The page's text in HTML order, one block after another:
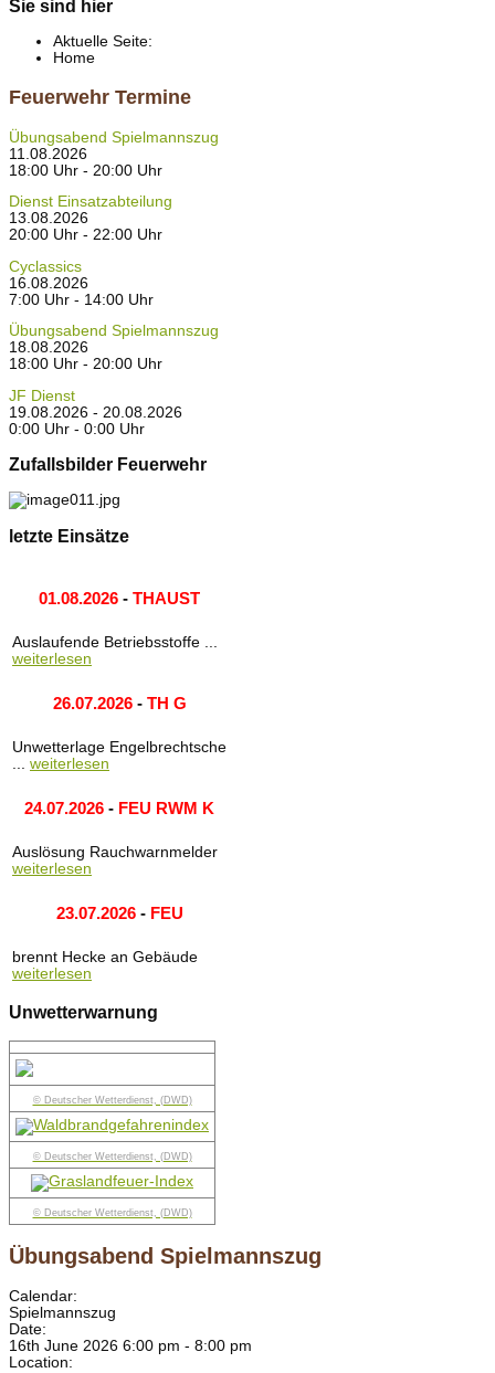
Sie sind hier
Aktuelle Seite:
Home
Feuerwehr Termine
Übungsabend Spielmannszug
11.08.2026
18:00 Uhr - 20:00 Uhr
Dienst Einsatzabteilung
13.08.2026
20:00 Uhr - 22:00 Uhr
Cyclassics
16.08.2026
7:00 Uhr - 14:00 Uhr
Übungsabend Spielmannszug
18.08.2026
18:00 Uhr - 20:00 Uhr
JF Dienst
19.08.2026 - 20.08.2026
0:00 Uhr - 0:00 Uhr
Zufallsbilder Feuerwehr
letzte Einsätze
01.08.2026 - THAUST
Auslaufende Betriebsstoffe ...
weiterlesen
26.07.2026- TH G
Unwetterlage Engelbrechtsche
... weiterlesen
24.07.2026 - FEU RWM K
Auslösung Rauchwarnmelder
weiterlesen
23.07.2026- FEU
brennt Hecke an Gebäude
weiterlesen
Unwetterwarnung
© Deutscher Wetterdienst, (DWD)
© Deutscher Wetterdienst, (DWD)
© Deutscher Wetterdienst, (DWD)
Übungsabend Spielmannszug
Calendar:
Spielmannszug
Date:
16th June 2026 6:00 pm - 8:00 pm
Location: